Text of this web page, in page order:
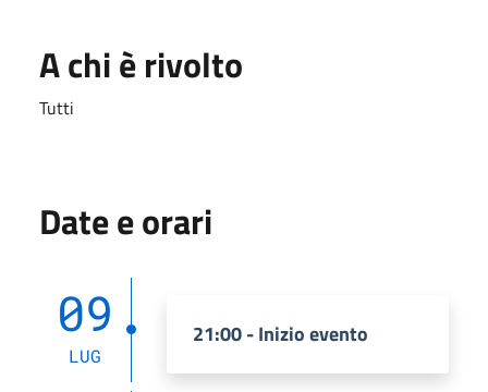
A chi è rivolto
Tutti
Date e orari
09
LUG
21:00 - Inizio evento